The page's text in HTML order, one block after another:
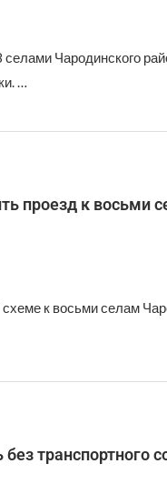
Чародинского
…
проезд к восьми
к восьми селам
транспортного